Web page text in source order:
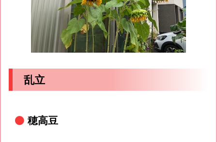
乱立
穂高豆